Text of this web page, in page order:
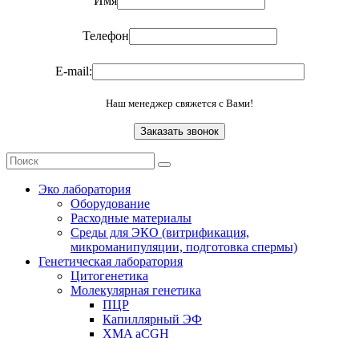
Телефон
E-mail:
Наш менеджер свяжется с Вами!
Эко лаборатория
Оборудование
Расходные материалы
Среды для ЭКО (витрификация,
микроманипуляции, подготовка спермы)
Генетическая лаборатория
Цитогенетика
Молекулярная генетика
ПЦР
Капиллярный ЭФ
XMA aCGH